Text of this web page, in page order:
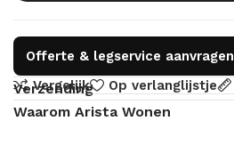
Offerte & legservice aanvragen
Vergelijk
Op verlanglijstje
Verzending
Waarom Arista Wonen